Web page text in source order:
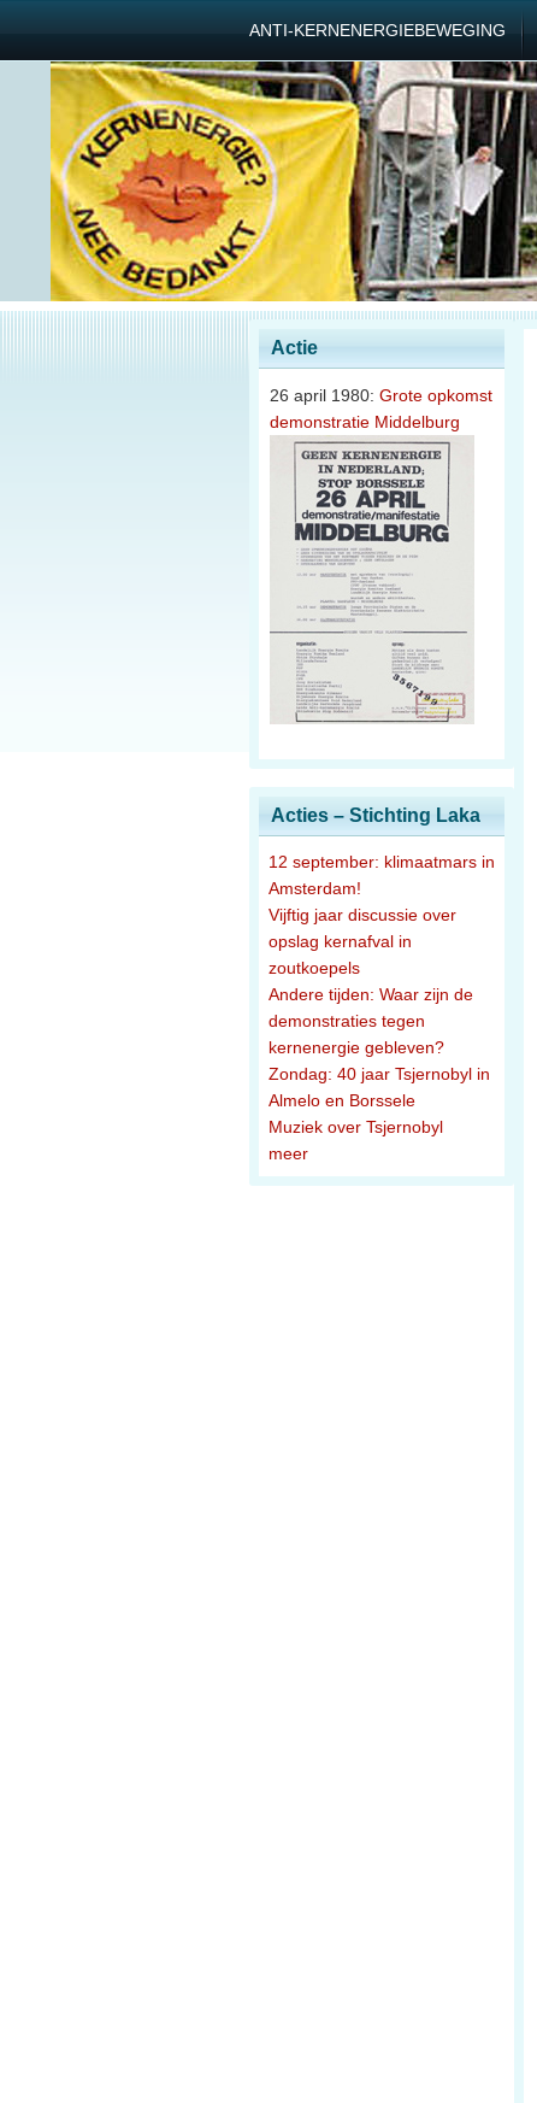
ANTI-KERNENERGIEBEWEGING
Actie
26 april 1980: Grote opkomst
demonstratie Middelburg
Acties – Stichting Laka
12 september: klimaatmars in
Amsterdam!
Vijftig jaar discussie over
opslag kernafval in
zoutkoepels
Andere tijden: Waar zijn de
demonstraties tegen
kernenergie gebleven?
Zondag: 40 jaar Tsjernobyl in
Almelo en Borssele
Muziek over Tsjernobyl
meer